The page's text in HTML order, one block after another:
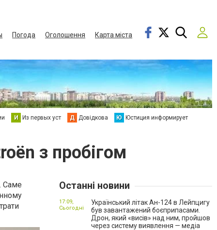
Погода Оголошення
Карта міста
И Из первых уст Д Довідкова Ю Юстиция информирует
з пробігом
Саме
Останні новини
Український літак Ан-124 в Лейпцигу
був завантажений боєприпасами.
Дрон, який «висів» над ним, пройшов
через систему виявлення — медіа
17:09,
Сьогодні